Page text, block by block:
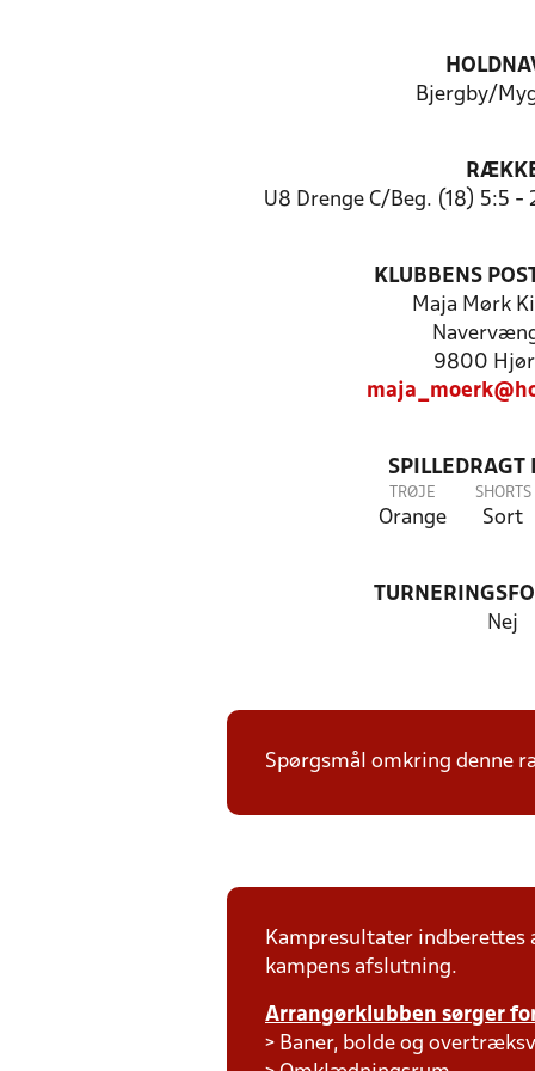
Bjergby/
U8 Drenge C/Beg. (18) 5:5
KLUBBENS
Maja Mørk
9800
SPILLEDRAGT
TRØJE
Orange
SHORTS
Sort
Nej
Spørgsmål omkring denne
Kampresultater
kampens afslutning.
Arrangørklubben sørger
> Baner, bolde og